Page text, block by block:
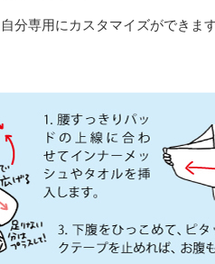
分専用にカスタマイズができます